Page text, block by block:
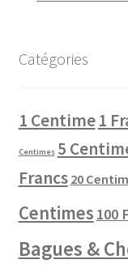
Catégories
1 Centime1
Centimes 5
Francs 20
Centimes 100
Bagues &